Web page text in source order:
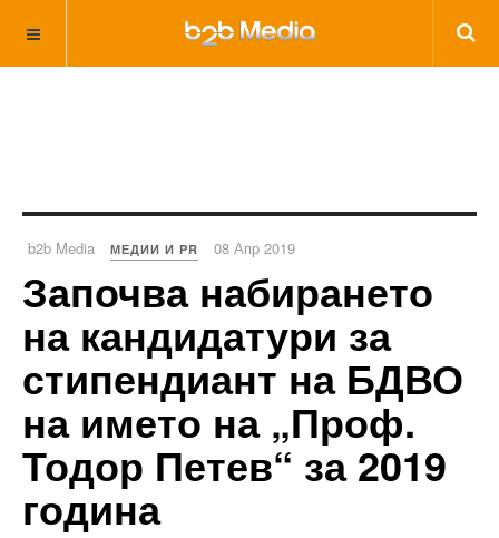
b2b Media МЕДИИ И PR 08 Апр 2019
Започва набирането
на кандидатури за
стипендиант на БДВО
на името на „Проф.
Тодор Петев“ за 2019
година